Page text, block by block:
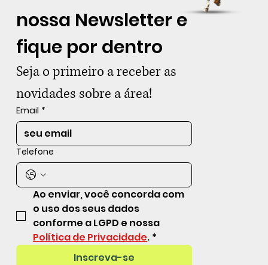
nossa Newsletter e
fique por dentro
Seja o primeiro a receber as
novidades sobre a área!
Email *
Telefone
Ao enviar, você concorda com
o uso dos seus dados
Política de Privacidade. *
Inscreva-se